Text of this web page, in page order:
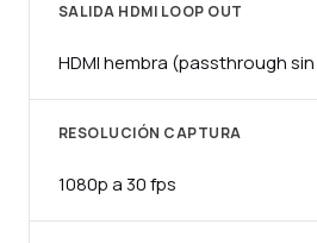
SALIDA HDMI LOOP OUT
HDMI hembra (passthrough
RESOLUCIÓN CAPTURA
1080p a 30 fps